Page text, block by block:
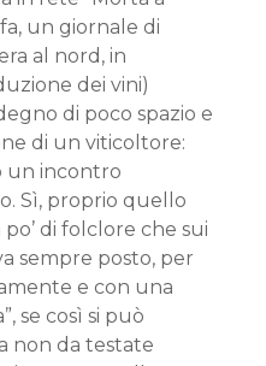
un giornale di
al nord, in
dei vini)
di poco spazio e
di un viticoltore:
un incontro
Sì, proprio quello
di folclore che sui
sempre posto, per
e con una
se così si può
non da testate